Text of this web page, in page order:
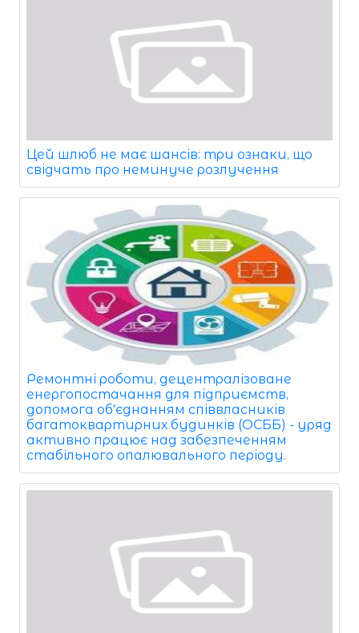
Цей шлюб не має шансів: три ознаки, що
свідчать про неминуче розлучення
Ремонтні роботи, децентралізоване
енергопостачання для підприємств,
допомога об'єднанням співвласників
багатоквартирних будинків (ОСББ) - уряд
активно працює над забезпеченням
стабільного опалювального періоду.